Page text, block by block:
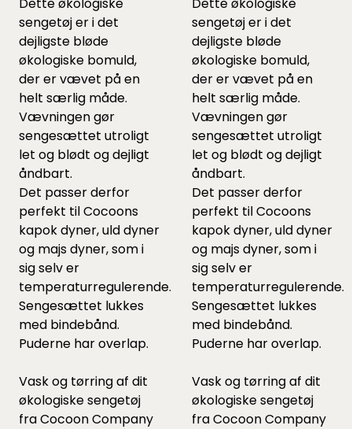
sengetøj er i det
dejligste bløde
økologiske bomuld,
der er vævet på en
helt særlig måde.
Vævningen gør
sengesættet utroligt
let og blødt og dejligt
åndbart.
Det passer derfor
perfekt til Cocoons
kapok dyner,uld dyner
og majs dyner, som i
sig selv er
temperaturregulerende.
Sengesættet lukkes
med bindebånd.
Puderne har overlap.
Vask og tørring af dit
økologiske sengetøj
fra Cocoon Company
sengetøj er i det
dejligste bløde
økologiske bomuld,
der er vævet på en
helt særlig måde.
Vævningen gør
sengesættet utroligt
let og blødt og dejligt
åndbart.
Det passer derfor
perfekt til Cocoons
kapok dyner,uld dyner
og majs dyner, som i
sig selv er
temperaturregulerende.
Sengesættet lukkes
med bindebånd.
Puderne har overlap.
Vask og tørring af dit
økologiske sengetøj
fra Cocoon Company